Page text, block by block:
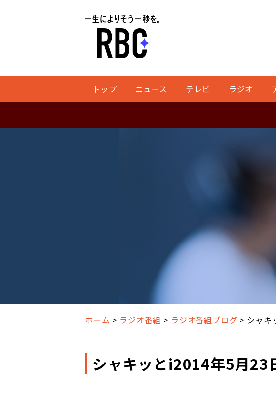
トップ ニュース テレビ ラジオ
ホーム ラジオ番組 ラジオ番組ブログ シャキ
シャキッとi2014年5月23